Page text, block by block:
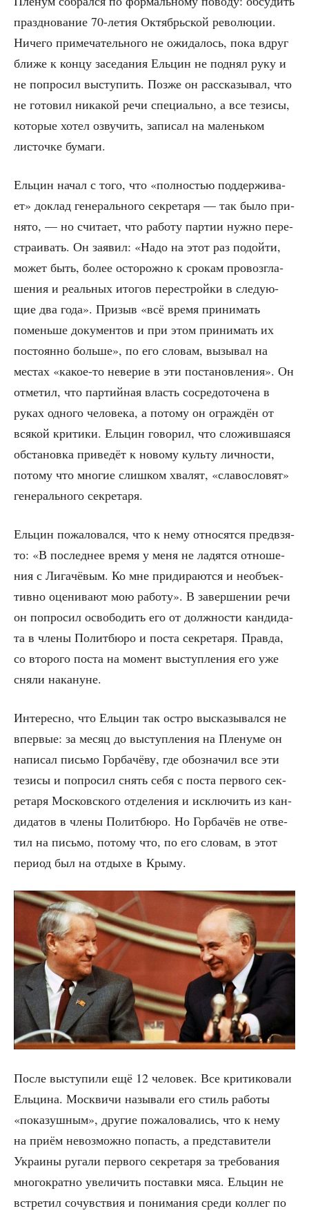
празд­но­ва­ние 70-летия Октябрь­ской рево­лю­ции.
Ниче­го при­ме­ча­тель­но­го не ожи­да­лось, пока вдруг
бли­же к кон­цу засе­да­ния Ель­цин не под­нял руку и
не попро­сил высту­пить. Поз­же он рас­ска­зы­вал, что
не гото­вил ника­кой речи спе­ци­аль­но, а все тези­сы,
кото­рые хотел озву­чить, запи­сал на малень­ком
листоч­ке бумаги.
Ель­цин начал с того, что «пол­но­стью под­дер­жи­ва­
ет» доклад гене­раль­но­го сек­ре­та­ря — так было при­
ня­то, — но счи­та­ет, что рабо­ту пар­тии нуж­но пере­
стра­и­вать. Он заявил: «Надо на этот раз подой­ти,
может быть, более осто­рож­но к сро­кам про­воз­гла­
ше­ния и реаль­ных ито­гов пере­строй­ки в сле­ду­ю­
щие два года». При­зыв «всё вре­мя при­ни­мать
помень­ше доку­мен­тов и при этом при­ни­мать их
посто­ян­но боль­ше», по его сло­вам, вызы­вал на
местах «какое-то неве­рие в эти поста­нов­ле­ния». Он
отме­тил, что пар­тий­ная власть сосре­до­то­че­на в
руках одно­го чело­ве­ка, а пото­му он ограж­дён от
вся­кой кри­ти­ки. Ель­цин гово­рил, что сло­жив­ша­я­ся
обста­нов­ка при­ве­дёт к ново­му куль­ту лич­но­сти,
пото­му что мно­гие слиш­ком хва­лят, «сла­во­сло­вят»
гене­раль­но­го секретаря.
Ель­цин пожа­ло­вал­ся, что к нему отно­сят­ся пред­взя­
то: «В послед­нее вре­мя у меня не ладят­ся отно­ше­
ния с Лига­чё­вым. Ко мне при­ди­ра­ют­ся и необъ­ек­
тив­но оце­ни­ва­ют мою рабо­ту». В завер­ше­нии речи
он попро­сил осво­бо­дить его от долж­но­сти кан­ди­да­
та в чле­ны Полит­бю­ро и поста сек­ре­та­ря. Прав­да,
со вто­ро­го поста на момент выступ­ле­ния его уже
сня­ли накануне.
Инте­рес­но, что Ель­цин так ост­ро выска­зы­вал­ся не
впер­вые: за месяц до выступ­ле­ния на Пле­ну­ме он
напи­сал пись­мо Гор­ба­чё­ву, где обо­зна­чил все эти
тези­сы и попро­сил снять себя с поста пер­во­го сек­
ре­та­ря Мос­ков­ско­го отде­ле­ния и исклю­чить из кан­
ди­да­тов в чле­ны Полит­бю­ро. Но Гор­ба­чёв не отве­
тил на пись­мо, пото­му что, по его сло­вам, в этот
пери­од был на отды­хе в Крыму.
После высту­пи­ли ещё 12 чело­век. Все кри­ти­ко­ва­ли
Ель­ци­на. Моск­ви­чи назы­ва­ли его стиль рабо­ты
«пока­зуш­ным», дру­гие пожа­ло­ва­лись, что к нему
на при­ём невоз­мож­но попасть, а пред­ста­ви­те­ли
Укра­и­ны руга­ли пер­во­го сек­ре­та­ря за тре­бо­ва­ния
мно­го­крат­но уве­ли­чить постав­ки мяса. Ель­цин не
встре­тил сочув­ствия и пони­ма­ния сре­ди кол­лег по